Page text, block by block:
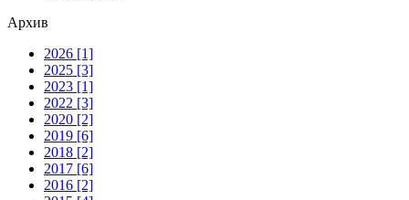
Архив
2026 [1]
2025 [3]
2023 [1]
2022 [3]
2020 [2]
2019 [6]
2018 [2]
2017 [6]
2016 [2]